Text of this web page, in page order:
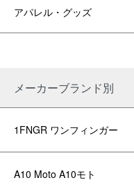
アパレル・グッズ
メーカーブランド別
1FNGR ワンフィンガー
A10 Moto A10モト